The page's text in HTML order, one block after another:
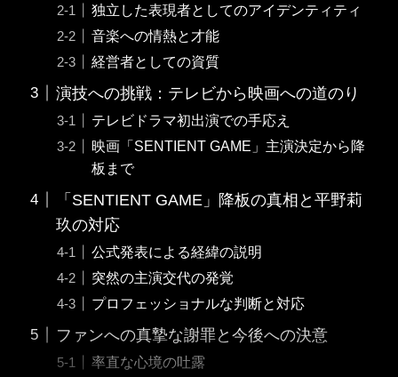
独立した表現者としてのアイデンティティ
音楽への情熱と才能
経営者としての資質
演技への挑戦：テレビから映画への道のり
テレビドラマ初出演での手応え
映画「SENTIENT GAME」主演決定から降
板まで
「SENTIENT GAME」降板の真相と平野莉
玖の対応
公式発表による経緯の説明
突然の主演交代の発覚
プロフェッショナルな判断と対応
ファンへの真摯な謝罪と今後への決意
率直な心境の吐露